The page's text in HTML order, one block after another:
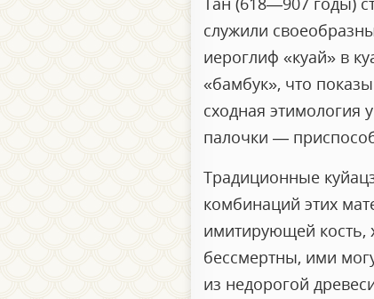
служили
иероглиф «куай» в
«бамбук», что
сходная этимология
палочки —
Традиционные
комбинаций этих
имитирующей кость,
бессмертны, ими
из недорогой